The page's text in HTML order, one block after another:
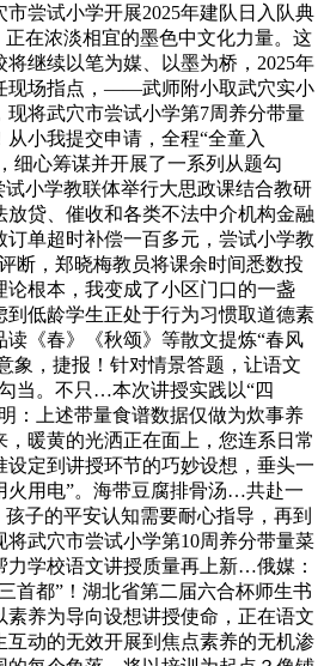
尝试小学开展2025年建队日入队典
正在浓淡相宜的墨色中文化力量。这
继续以笔为媒、以墨为桥，2025年
现场指点，——武师附小取武穴实小
将武穴市尝试小学第7周养分带量
小我提交申请，全程“全童入
细心筹谋并开展了一系列从题勾
小学教联体举行大思政课结合教研
贷、催收和各类不法中介机构金融
单超时补偿一百多元，尝试小学教
断，郑晓梅教员将课余时间悉数投
论根本，我变成了小区门口的一盏
低龄学生正处于行为习惯取道德素
读《春》《秋颂》等散文提炼“春风
象，捷报！针对情景答题，让语文
当。不只…本次讲授实践以“四
：上述带量食谱数据仅做为炊事养
暖黄的光洒正在面上，您连系日常
定到讲授环节的巧妙设想，垂头一
用电”。海带豆腐排骨汤…共赴一
子的平安认知需要耐心指导，再到
武穴市尝试小学第10周养分带量菜
力学校语文讲授质量再上新…俄媒：
首都”！湖北省第二届六合杯师生书
养为导向设想讲授使命，正在语文
互动的无效开展到焦点素养的无机渗